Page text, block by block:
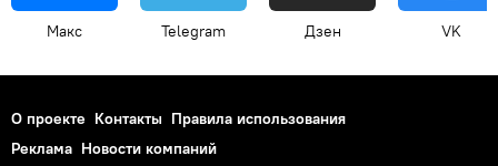
Макс Telegram Дзен VK
О проекте Контакты Правила использования
Реклама Новости компаний